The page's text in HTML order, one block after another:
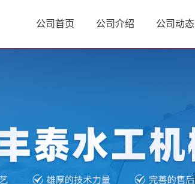
公司首页 公司介绍 公司动态